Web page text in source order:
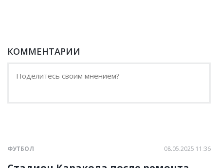
КОММЕНТАРИИ
ФУТБОЛ 08.05.2025 11:36